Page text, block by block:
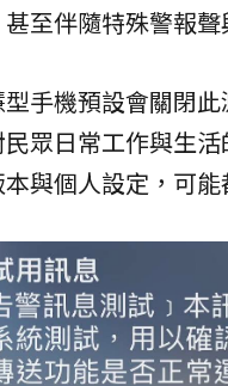
至伴隨特殊警報聲
手機預設會關閉
眾日常工作與生
與個人設定，可